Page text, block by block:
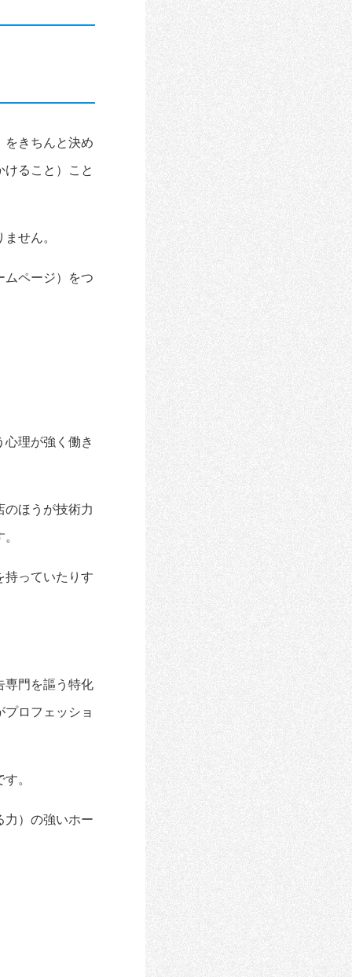
をきちんと決め
ること）こと
せん。
ムページ）をつ
理が強く働き
のほうが技術力
持っていたりす
専門を謳う特化
ロフェッショ
。
力）の強いホー